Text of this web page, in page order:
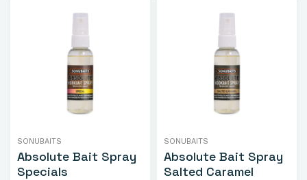
SONUBAITS
Absolute Bait Spray
Specials
SONUBAITS
Absolute Bait Spray
Salted Caramel